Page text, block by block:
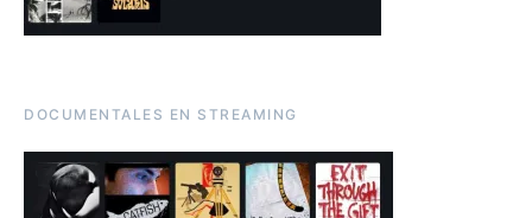
DOCUMENTALES EN STREAMING